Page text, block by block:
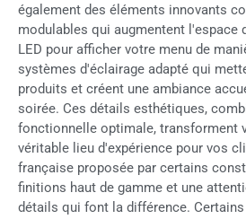
également des éléments innovants
modulables qui augmentent l'espace
LED pour afficher votre menu de
systèmes d'éclairage adapté qui
produits et créent une ambiance
soirée. Ces détails esthétiques,
fonctionnelle optimale, transforment
véritable lieu d'expérience pour vos
française proposée par certains
finitions haut de gamme et une
détails qui font la différence.